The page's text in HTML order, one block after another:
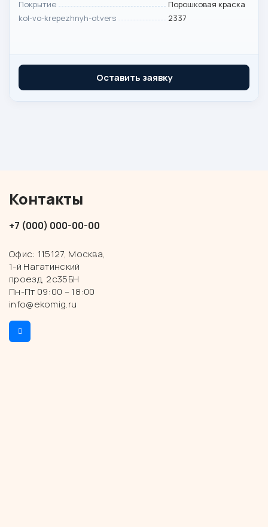
Покрытие
Порошковая краска
kol-vo-krepezhnyh-otvers
2337
Оставить заявку
Контакты
+7 (000) 000-00-00
Офис: 115127, Москва,
1-й Нагатинский
проезд, 2с35БН
Пн-Пт 09:00 – 18:00
info@ekomig.ru